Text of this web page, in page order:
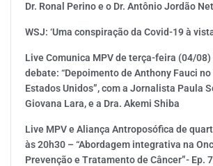
Dr. Ronal Perino e o Dr. Antônio Jordão
WSJ: ‘Uma conspiração da Covid-19 à
Live Comunica MPV de terça-feira (04/08)
debate: “Depoimento de Anthony Fauci
Estados Unidos”, com a Jornalista Paula
Giovana Lara, e a Dra. Akemi Shiba
Live MPV e Aliança Antroposófica de
às 20h30 – “Abordagem integrativa na
Prevenção e Tratamento de Câncer”- Ep.